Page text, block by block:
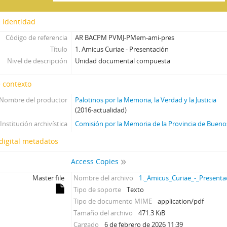
identidad
Código de referencia
AR BACPM PVMJ-PMem-ami-pres
Título
1. Amicus Curiae - Presentación
Nivel de descripción
Unidad documental compuesta
contexto
Nombre del productor
Palotinos por la Memoria, la Verdad y la Justicia
(2016-actualidad)
Institución archivística
Comisión por la Memoria de la Provincia de
metadatos
Access Copies
Master file Nombre del archivo
1._Amicus_Curiae_-
Tipo de soporte
Texto
Tipo de documento MIME
application/pdf
Tamaño del archivo
471.3 KiB
Cargado
6 de febrero de 2026 11:39